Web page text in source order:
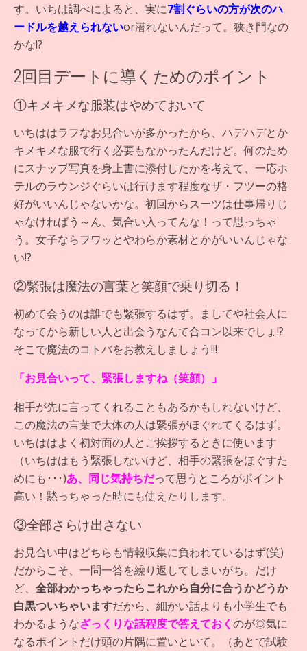
す。いちは調べによると、実に7割ぐらいの方が次のハ
ードルを越えられないor潜れないんだって。狭き門なの
かな!?
2回目デートに導くためのポイント
①キメキメな服装はやめておいて
いちははラフなお見合いが多かったから、ハデハデとか
キメキメな服で行く必要もなかったんだけど。何のため
にスナップ写真を身上書に添付したかを考えて、一応ホ
テルのラウンジぐらいは行けます程度なザ・フツーの格
好がいいんじゃないかな。初回からスーツは仕事帰りじ
ゃなければう～ん、気合い入ってんな！って思っちゃ
う。女子ならフワッとやわらか素材とかがいいんじゃな
い!?
②緊張は魔法の言葉と笑顔で乗り切る！
初めて会うのは誰でも緊張するはず。ましてや社会人に
なってから新しい人と出会うなんて合コン以来でしょ!?
そこで魔法のコトバをお教えしましょう!!!
「お見合いって、緊張しますね（笑顔）」
相手が先に言ってくれることもあるかもしれないけど、
この魔法の言葉で大体の人は緊張がほぐれてくるはず。
いちははよく初対面の人とご挨拶するときに使います
（いちははもう緊張しないけど、相手の緊張をほぐすた
めにも･･･)あ、同じ気持ちだって思うところがポイント
高い！黙っちゃった時にも使えたりします。
③全部さらけ出さない
お見合い中はどちらも情報収集に負われているはず(笑)
だからこそ、一問一答を繰り返してしまいがち。だけ
ど、 全部わかっちゃったらこれから自分に合うかどうか
白黒ついちゃいますだから、細かい話よりも小学生でも
わかるようなざっくりな話程度で答えておく のが◎気に
なるポイントだけ頭の片隅に置いといて。（あとで試験